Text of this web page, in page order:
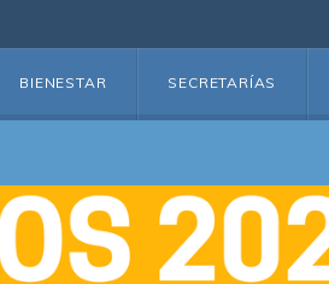
BIENESTAR SECRETARÍAS